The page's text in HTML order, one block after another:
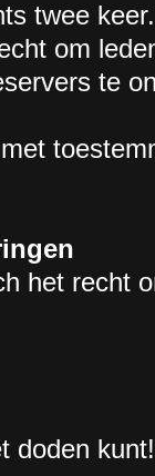
twee
om
te
het recht
doden kunt!